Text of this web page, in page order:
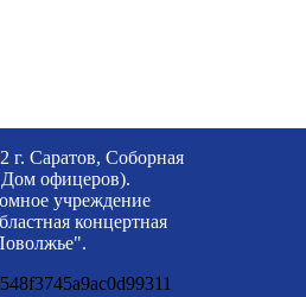
г. Саратов, Соборная
офицеров).
учреждение
концертная